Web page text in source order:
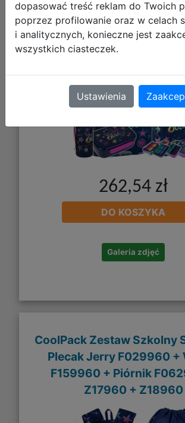
F159960 + Piórnik
Z17960 + Z18960
262,54 zł
DO KOSZYKA
Galeria zdjęć
CoolPack Zestaw Szkolny
Plecak Jerry F029960 +
F159960 + Piórnik
Z17960 + Z18960
dopasować treść reklam do Twoich
poprzez profilowanie oraz w celach
i analitycznych, konieczne jest
wszystkich ciasteczek.
Ustawienia